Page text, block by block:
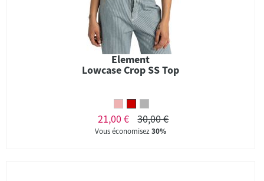
Element
Lowcase Crop SS Top
21,00 € 30,00 €
Vous économisez30%